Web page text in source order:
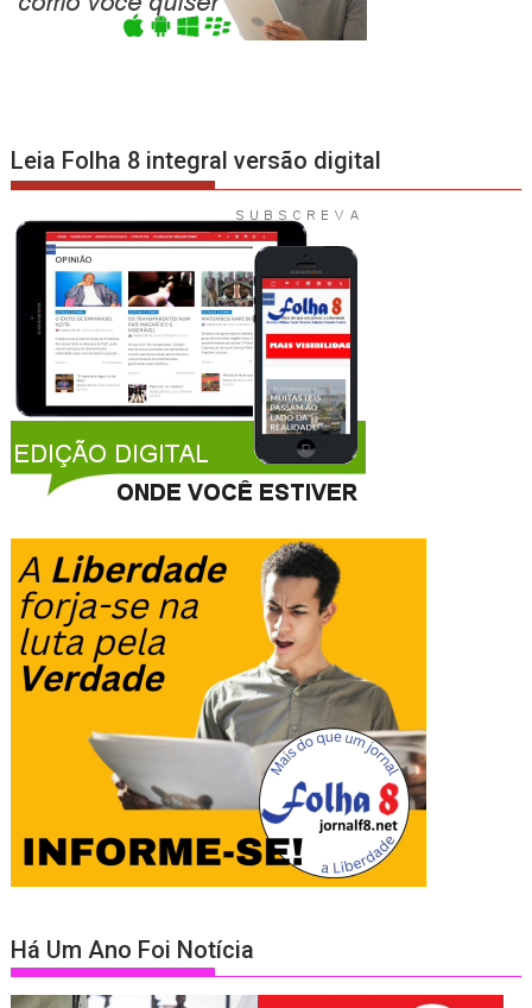
Leia Folha 8 integral versão digital
Há Um Ano Foi Notícia